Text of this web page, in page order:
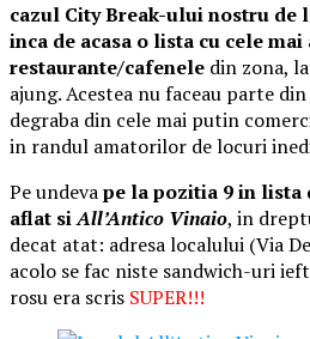
cazul City Break-ului nostru de
inca de acasa o lista cu cele
restaurante/cafenele din zona,
ajung. Acestea nu faceau parte
degraba din cele mai putin
in randul amatorilor de locuri
Pe undevape la pozitia 9 in
aflat siAll’Antico Vinaio, in
decat atat: adresa localului (Via
acolo se fac niste sandwich-uri
rosu era scris SUPER!!!